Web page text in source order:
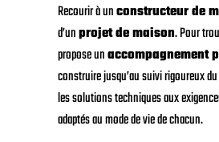
Recourir à unconstructeur de
d’unprojet de maison. Pour
propose unaccompagnement
construire jusqu’au suivi rigoureux
les solutions techniques aux
adaptés au mode de vie de chacun.